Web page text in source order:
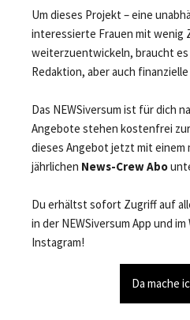
Um dieses Projekt – eine
interessierte Frauen mit wenig
weiterzuentwickeln, braucht
Redaktion, aber auch
Das NEWSiversum ist für dich
Angebote stehen kostenfrei
dieses Angebot jetzt mit einem
jährlichen News-Crew Abo
Du erhältst sofort Zugriff auf
in der NEWSiversum App und
Instagram!
Da mache